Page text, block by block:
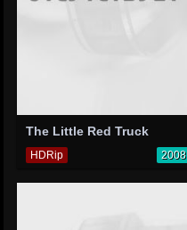
The Little Red Truck
HDRip 2008